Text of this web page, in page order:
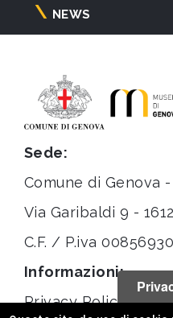
NEWS
Sede:
Comune di Genova
Via Garibaldi 9 -
C.F. / P.iva
Informazioni:
Privacy Policy